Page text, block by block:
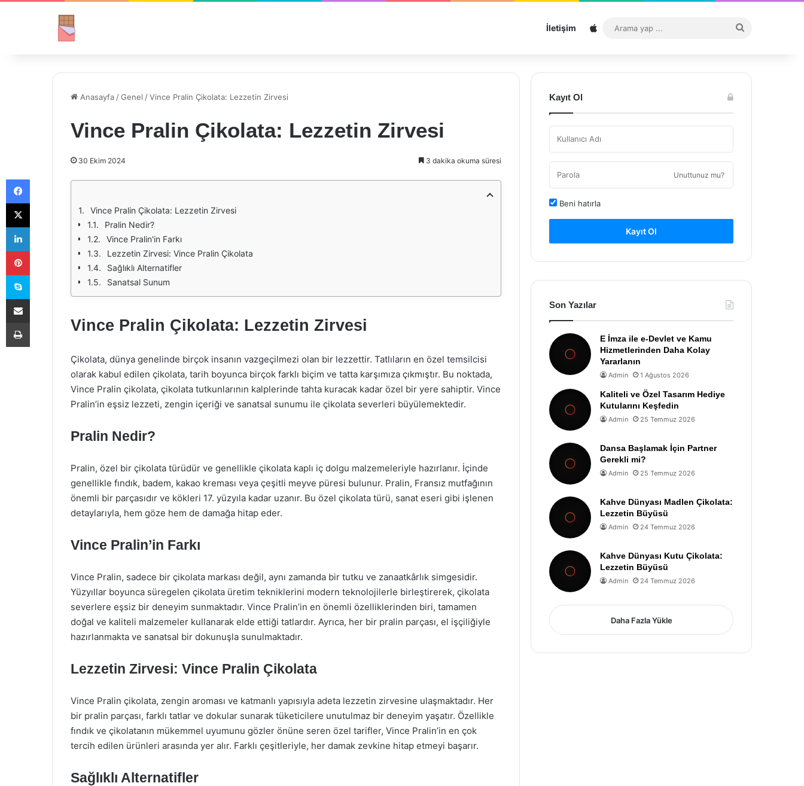
İletişim Sitemap
...
Anasayfa /Genel /Vince Pralin Çikolata: Lezzetin Zirvesi
Vince Pralin Çikolata: Lezzetin Zirvesi
30 Ekim 2024 3 dakika okuma süresi
Vince Pralin Çikolata: Lezzetin Zirvesi
Pralin Nedir?
Vince Pralin'in Farkı
Lezzetin Zirvesi: Vince Pralin Çikolata
Sağlıklı Alternatifler
Sanatsal Sunum
Vince Pralin Çikolata: Lezzetin Zirvesi
Çikolata, dünya genelinde birçok insanın vazgeçilmezi olan bir lezzettir. Tatlıların en özel temsilcisi
olarak kabul edilen çikolata, tarih boyunca birçok farklı biçim ve tatta karşımıza çıkmıştır. Bu noktada,
Vince Pralin çikolata, çikolata tutkunlarının kalplerinde tahta kuracak kadar özel bir yere sahiptir. Vince
Pralin’in eşsiz lezzeti, zengin içeriği ve sanatsal sunumu ile çikolata severleri büyülemektedir.
Pralin Nedir?
Pralin, özel bir çikolata türüdür ve genellikle çikolata kaplı iç dolgu malzemeleriyle hazırlanır. İçinde
genellikle fındık, badem, kakao kreması veya çeşitli meyve püresi bulunur. Pralin, Fransız mutfağının
önemli bir parçasıdır ve kökleri 17. yüzyıla kadar uzanır. Bu özel çikolata türü, sanat eseri gibi işlenen
detaylarıyla, hem göze hem de damağa hitap eder.
Vince Pralin’in Farkı
Vince Pralin, sadece bir çikolata markası değil, aynı zamanda bir tutku ve zanaatkârlık simgesidir.
Yüzyıllar boyunca süregelen çikolata üretim tekniklerini modern teknolojilerle birleştirerek, çikolata
severlere eşsiz bir deneyim sunmaktadır. Vince Pralin’in en önemli özelliklerinden biri, tamamen
doğal ve kaliteli malzemeler kullanarak elde ettiği tatlardır. Ayrıca, her bir pralin parçası, el işçiliğiyle
hazırlanmakta ve sanatsal bir dokunuşla sunulmaktadır.
Lezzetin Zirvesi: Vince Pralin Çikolata
Vince Pralin çikolata, zengin aroması ve katmanlı yapısıyla adeta lezzetin zirvesine ulaşmaktadır. Her
bir pralin parçası, farklı tatlar ve dokular sunarak tüketicilere unutulmaz bir deneyim yaşatır. Özellikle
fındık ve çikolatanın mükemmel uyumunu gözler önüne seren özel tarifler, Vince Pralin’in en çok
tercih edilen ürünleri arasında yer alır. Farklı çeşitleriyle, her damak zevkine hitap etmeyi başarır.
Sağlıklı Alternatifler
Kayıt Ol
Unuttunuz mu?
Beni hatırla
Kayıt Ol
Son Yazılar
E İmza ile e-Devlet ve Kamu
Hizmetlerinden Daha Kolay
Yararlanın
Admin 1 Ağustos 2026
Kaliteli ve Özel Tasarım Hediye
Kutularını Keşfedin
Admin 25 Temmuz 2026
Dansa Başlamak İçin Partner
Gerekli mi?
Admin 25 Temmuz 2026
Kahve Dünyası Madlen Çikolata:
Lezzetin Büyüsü
Admin 24 Temmuz 2026
Kahve Dünyası Kutu Çikolata:
Lezzetin Büyüsü
Admin 24 Temmuz 2026
Daha Fazla Yükle
Facebook
X
LinkedIn
Pinterest
Skype
E-Posta ile paylaş